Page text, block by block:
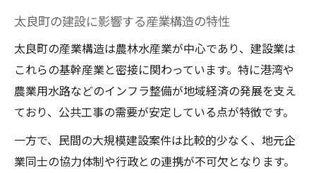
港湾整備と道路建設が地域に与える影響
建設現場から見るインフラ整備の課題
インフラ発展に貢献する建設業の強み
太良町の持続的発展と建設の必要性
労働環境が地域社会に与える影響を探る
建設業の労働環境が地域社会へ与える波紋
労働環境改善がもたらす住民生活の変化
太良町の建設に影響する産業構造の特性
太良町の産業構造は農林水産業が中心であり、建設業は
これらの基幹産業と密接に関わっています。特に港湾や
農業用水路などのインフラ整備が地域経済の発展を支え
ており、公共工事の需要が安定している点が特徴です。
一方で、民間の大規模建設案件は比較的少なく、地元企
業同士の協力体制や行政との連携が不可欠となります。